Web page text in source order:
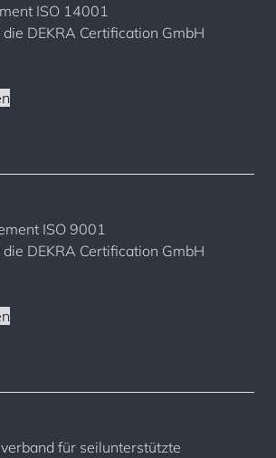
ISO 14001
DEKRA Certification GmbH
ISO 9001
DEKRA Certification GmbH
für seilunterstützte